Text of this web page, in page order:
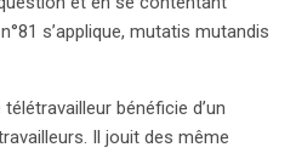
s’applique, mutatis mutandis
bénéficie d’un
Il jouit des même